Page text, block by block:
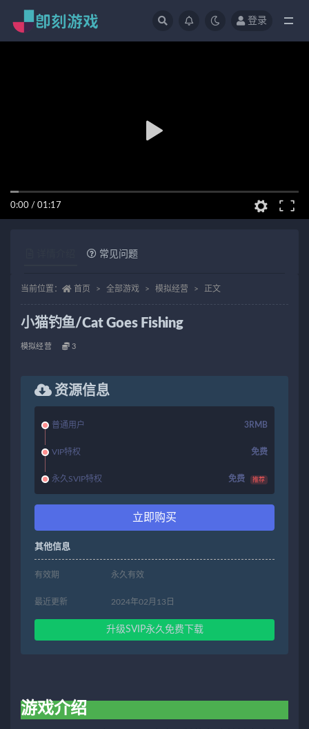
登录
0:00 / 01:17
常见问题
当前位置： 首页 全部游戏 模拟经营 正文
小猫钓鱼/Cat Goes Fishing
模拟经营 3
资源信息
普通用户 3RMB
VIP特权 免费
永久SVIP特权 免费 推荐
立即购买
其他信息
有效期 永久有效
最近更新 2024年02月13日
升级SVIP永久免费下载
游戏介绍